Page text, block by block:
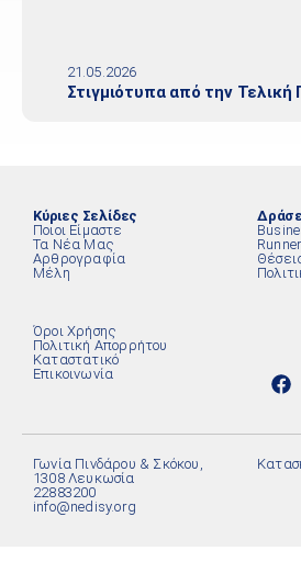
21.05.2026
Στιγμιότυπα από την
Κύριες Σελίδες
Ποιοι Είμαστε
Τα Νέα Μας
Αρθρογραφία
Μέλη
Όροι Χρήσης
Πολιτική Απορρήτου
Καταστατικό
Επικοινωνία
Γωνία Πινδάρου & Σκόκου,
1308 Λευκωσία
22883200
info@nedisy.org